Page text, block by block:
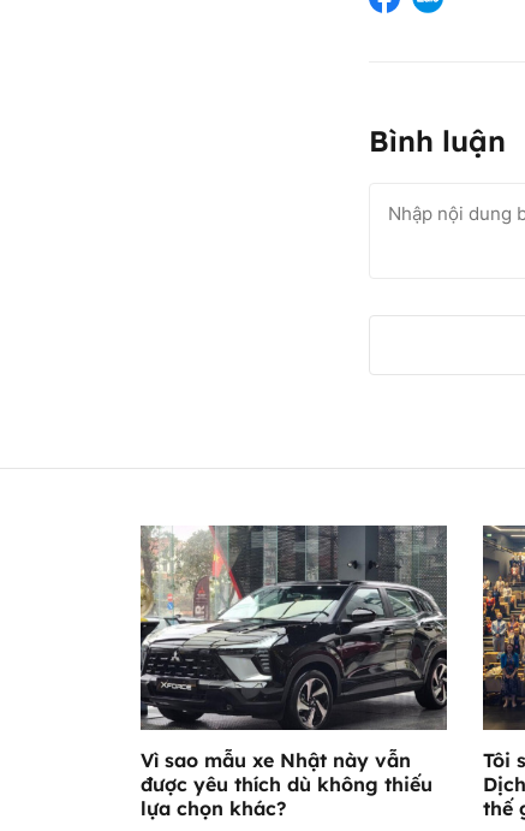
Bình luận
Vì sao mẫu xe Nhật này vẫn
được yêu thích dù không thiếu
lựa chọn khác?
Tôi
thế